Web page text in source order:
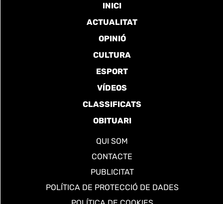
INICI
ACTUALITAT
OPINIÓ
CULTURA
ESPORT
VÍDEOS
CLASSIFICATS
OBITUARI
QUI SOM
CONTACTE
PUBLICITAT
POLÍTICA DE PROTECCIÓ DE DADES